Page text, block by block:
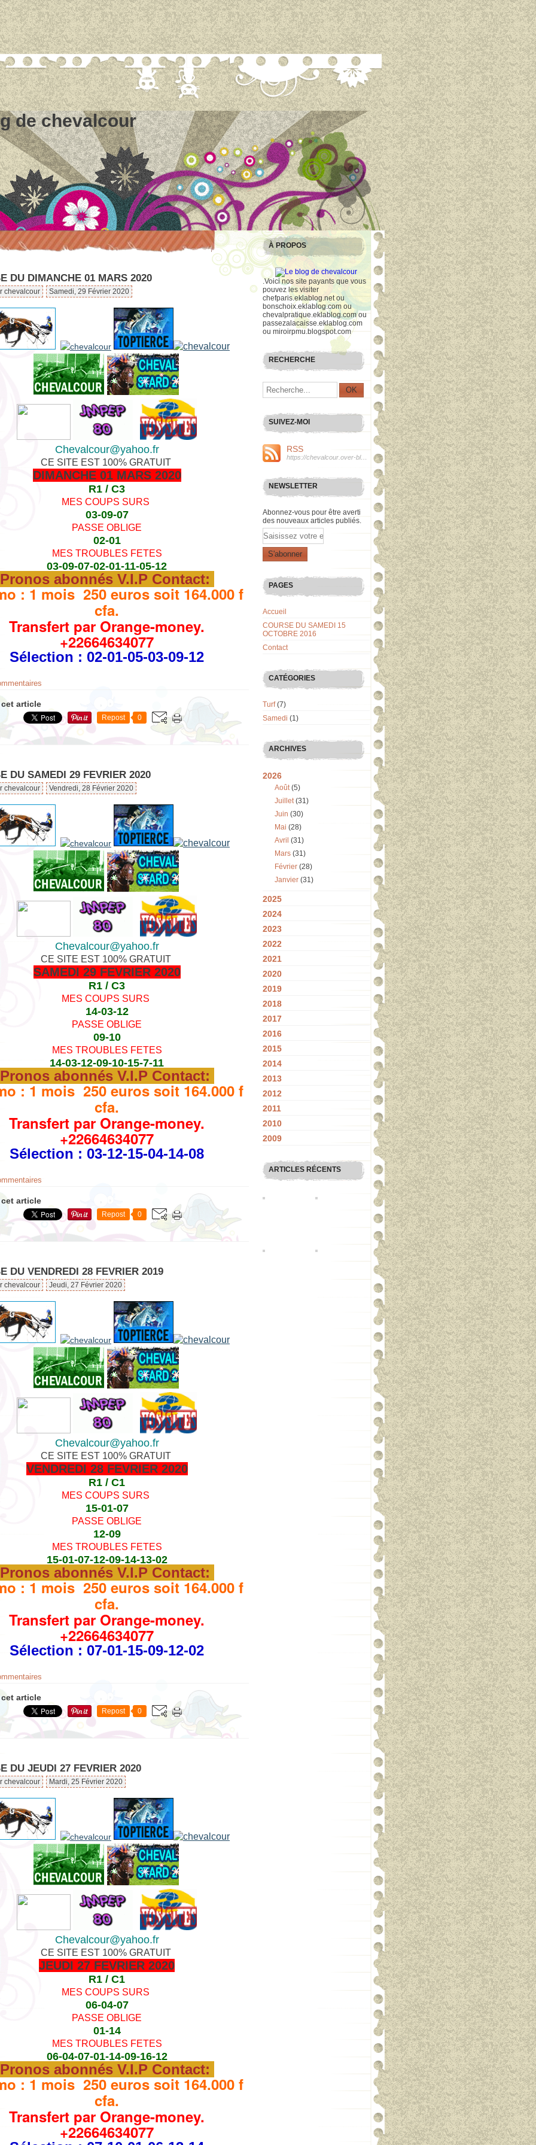
de chevalcour
DU DIMANCHE 01 MARS 2020
chevalcour Samedi, 29 Février 2020
Chevalcour@yahoo.fr
CE SITE EST 100% GRATUIT
DIMANCHE 01 MARS 2020
R1 / C3
MES COUPS SURS
03-09-07
PASSE OBLIGE
02-01
MES TROUBLES FETES
03-09-07-02-01-11-05-12
Pronos abonnés V.I.P Contact:
: 1 mois 250 euros soit 164.000 f
cfa.
Transfert par Orange-money.
+22664634077
Sélection : 02-01-05-03-09-12
article
Repost 0
DU SAMEDI 29 FEVRIER 2020
chevalcour Vendredi, 28 Février 2020
Chevalcour@yahoo.fr
CE SITE EST 100% GRATUIT
SAMEDI 29 FEVRIER 2020
R1 / C3
MES COUPS SURS
14-03-12
PASSE OBLIGE
09-10
MES TROUBLES FETES
14-03-12-09-10-15-7-11
Pronos abonnés V.I.P Contact:
: 1 mois 250 euros soit 164.000 f
cfa.
Transfert par Orange-money.
+22664634077
Sélection : 03-12-15-04-14-08
article
Repost 0
DU VENDREDI 28 FEVRIER 2019
chevalcour Jeudi, 27 Février 2020
Chevalcour@yahoo.fr
CE SITE EST 100% GRATUIT
VENDREDI 28 FEVRIER 2020
R1 / C1
MES COUPS SURS
15-01-07
PASSE OBLIGE
12-09
MES TROUBLES FETES
15-01-07-12-09-14-13-02
Pronos abonnés V.I.P Contact:
: 1 mois 250 euros soit 164.000 f
cfa.
Transfert par Orange-money.
+22664634077
Sélection : 07-01-15-09-12-02
article
Repost 0
DU JEUDI 27 FEVRIER 2020
chevalcour Mardi, 25 Février 2020
Chevalcour@yahoo.fr
CE SITE EST 100% GRATUIT
JEUDI 27 FEVRIER 2020
R1 / C1
MES COUPS SURS
06-04-07
PASSE OBLIGE
01-14
MES TROUBLES FETES
06-04-07-01-14-09-16-12
Pronos abonnés V.I.P Contact:
: 1 mois 250 euros soit 164.000 f
cfa.
Transfert par Orange-money.
+22664634077
À PROPOS
.Voici nos site payants que vous
pouvez les visiter
chefparis.eklablog.net ou
bonschoix.eklablog.com ou
chevalpratique.eklablog.com ou
passezalacaisse.eklablog.com
ou miroirpmu.blogspot.com
RECHERCHE
SUIVEZ-MOI
RSS
https://chevalcour.over-blog.org/rss
NEWSLETTER
Abonnez-vous pour être averti
des nouveaux articles publiés.
Email
PAGES
Accueil
COURSE DU SAMEDI 15
OCTOBRE 2016
Contact
CATÉGORIES
Turf(7)
Samedi (1)
ARCHIVES
2026
Août(5)
Juillet(31)
Juin (30)
Mai (28)
Avril (31)
Mars (31)
Février (28)
Janvier (31)
2025
2024
2023
2022
2021
2020
2019
2018
2017
2016
2015
2014
2013
2012
2011
2010
2009
ARTICLES RÉCENTS